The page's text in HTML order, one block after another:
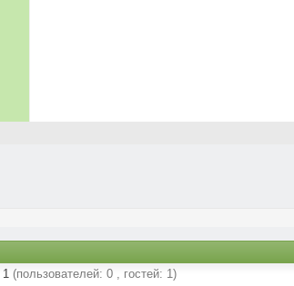
(пользователей: 0 , гостей: 1)